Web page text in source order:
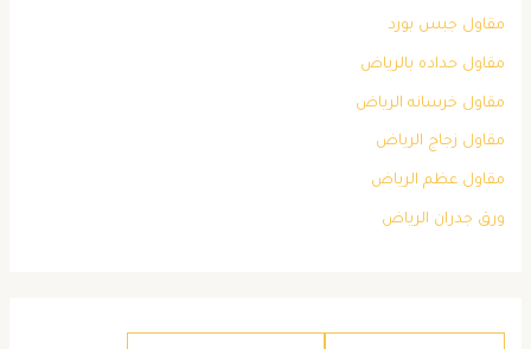
مقاول جبس بورد
مقاول حداده بالرياض
مقاول خرسانه الرياض
مقاول زجاج الرياض
مقاول عظم الرياض
ورق جدران الرياض